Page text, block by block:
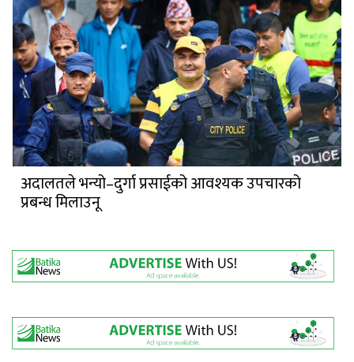
अदालतले भन्यो–दुर्गा प्रसाईको आवश्यक उपचारको
प्रबन्ध मिलाउनू